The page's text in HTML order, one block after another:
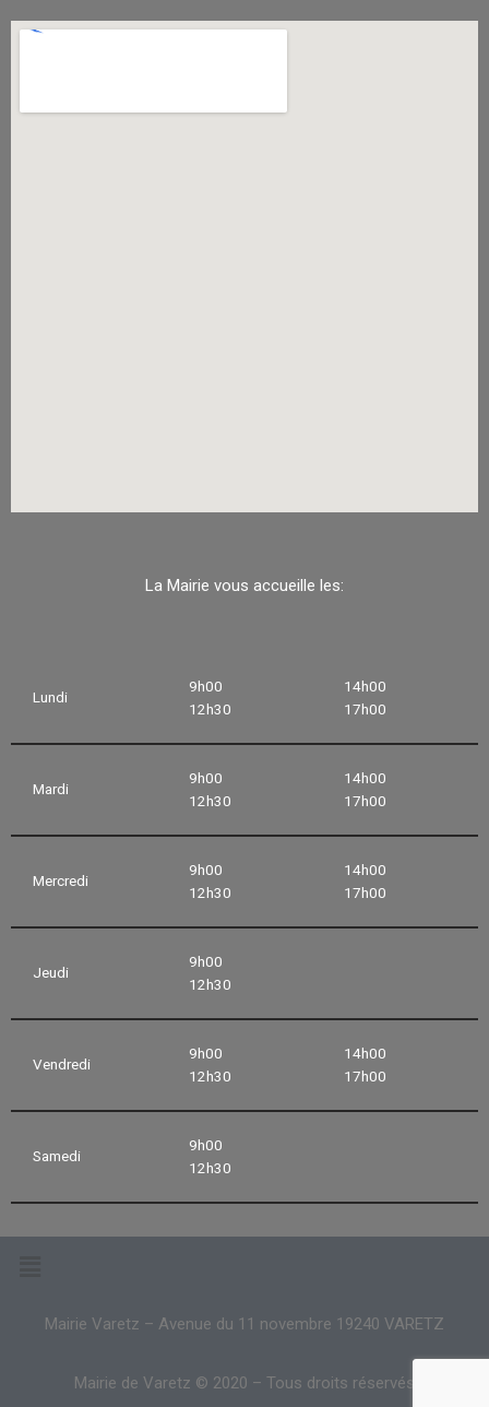
La Mairie vous accueille les:
Lundi
9h00
12h30
14h00
17h00
Mardi
9h00
12h30
14h00
17h00
Mercredi
9h00
12h30
14h00
17h00
Jeudi
9h00
12h30
Vendredi
9h00
12h30
14h00
17h00
Samedi
9h00
12h30
Mairie Varetz – Avenue du 11 novembre 19240 VARETZ
Mairie de Varetz © 2020 – Tous droits réservés